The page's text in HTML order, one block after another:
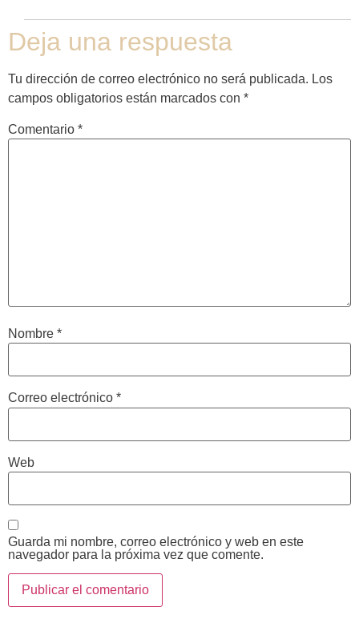
Deja una respuesta
Tu dirección de correo electrónico no será publicada. Los
campos obligatorios están marcados con *
Comentario *
Nombre *
Correo electrónico *
Web
Guarda mi nombre, correo electrónico y web en este
navegador para la próxima vez que comente.